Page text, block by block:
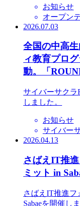
お知らせ
オープン
2026.07.03
全国の中高
ィ教育プロ
動。「
サイバーサク
しました。
お知らせ
サイバー
2026.04.13
さばえIT推
ミット in
さばえIT推進フ
Sabaeを開催しま